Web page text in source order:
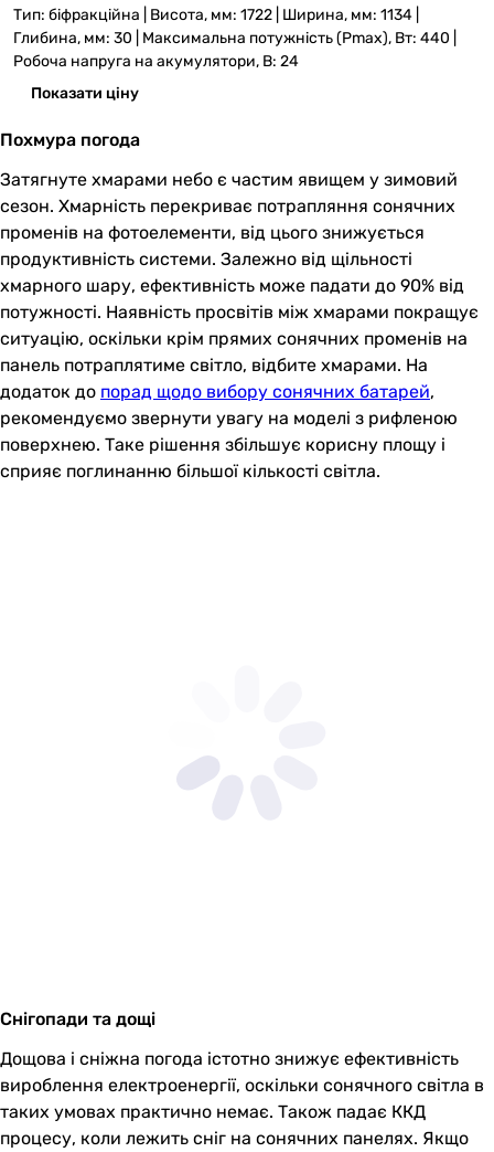
Тип: біфракційна | Висота, мм: 1722 | Ширина, мм: 1134 |
Глибина, мм: 30 | Максимальна потужність (Pmax), Вт: 440 |
Робоча напруга на акумулятори, В: 24
Показати ціну
Похмура погода
Затягнуте хмарами небо є частим явищем у зимовий
сезон. Хмарність перекриває потрапляння сонячних
променів на фотоелементи, від цього знижується
продуктивність системи. Залежно від щільності
хмарного шару, ефективність може падати до 90% від
потужності. Наявність просвітів між хмарами покращує
ситуацію, оскільки крім прямих сонячних променів на
панель потраплятиме світло, відбите хмарами. На
додаток до порад щодо вибору сонячних батарей,
рекомендуємо звернути увагу на моделі з рифленою
поверхнею. Таке рішення збільшує корисну площу і
сприяє поглинанню більшої кількості світла.
Снігопади та дощі
Дощова і сніжна погода істотно знижує ефективність
вироблення електроенергії, оскільки сонячного світла в
таких умовах практично немає. Також падає ККД
процесу, коли лежить сніг на сонячних панелях. Якщо